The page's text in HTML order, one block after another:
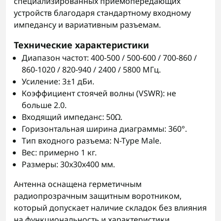
устройств благодаря стандартному входному
импедансу и вариативным разъемам.
Технические характеристики
Диапазон частот: 400-500 / 500-600 / 700-860 /
860-1020 / 820-940 / 2400 / 5800 МГц.
Усиление: 3±1 дБи.
Коэффициент стоячей волны (VSWR): не
больше 2.0.
Входящий импеданс: 50Ω.
Горизонтальная ширина диаграммы: 360°.
Тип входного разъема: N-Type Male.
Вес: примерно 1 кг.
Размеры: 30x30x400 мм.
Антенна оснащена герметичным
радиопрозрачным защитным воротником,
который допускает наличие складок без влияния